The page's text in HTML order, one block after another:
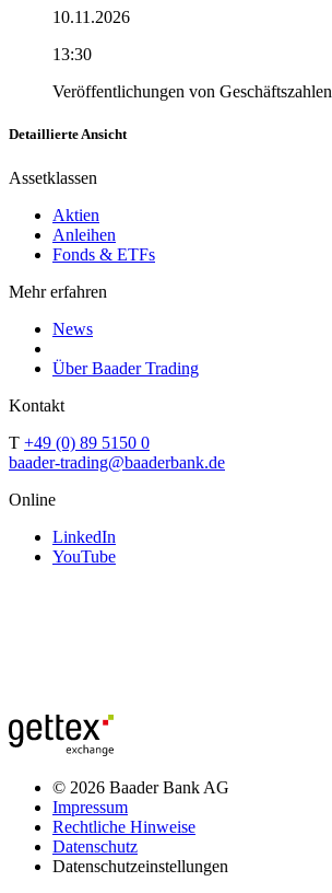
10.11.2026
13:30
Veröffentlichungen von Geschäftszahlen
Detaillierte Ansicht
Assetklassen
Aktien
Anleihen
Fonds & ETFs
Mehr erfahren
News
Über Baader Trading
Kontakt
T +49 (0) 89 5150 0
baader-trading@baaderbank.de
Online
LinkedIn
YouTube
© 2026 Baader Bank AG
Impressum
Rechtliche Hinweise
Datenschutz
Datenschutzeinstellungen